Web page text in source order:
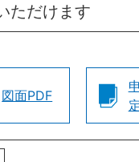
ただけます
図面PDF